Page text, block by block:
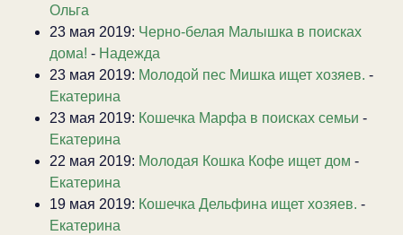
Ольга
23 мая 2019: Черно-белая Малышка в поисках
дома! - Надежда
23 мая 2019: Молодой пес Мишка ищет хозяев. -
Екатерина
23 мая 2019: Кошечка Марфа в поисках семьи -
Екатерина
22 мая 2019: Молодая Кошка Кофе ищет дом -
Екатерина
19 мая 2019: Кошечка Дельфина ищет хозяев. -
Екатерина